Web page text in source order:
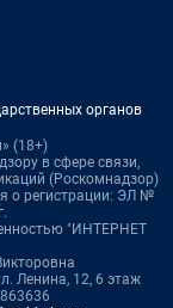
органов
(18+)
в сфере связи,
(Роскомнадзор)
о регистрации: ЭЛ №
"ИНТЕРНЕТ
Ленина, 12, 6 этаж